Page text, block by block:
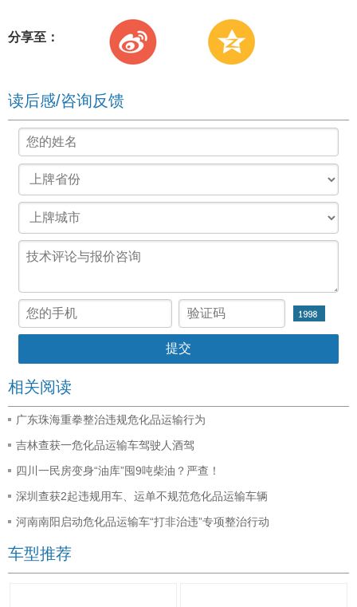
分享至：
读后感/咨询反馈
相关阅读
广东珠海重拳整治违规危化品运输行为
吉林查获一危化品运输车驾驶人酒驾
四川一民房变身“油库”囤9吨柴油？严查！
深圳查获2起违规用车、运单不规范危化品运输车辆
河南南阳启动危化品运输车“打非治违”专项整治行动
车型推荐